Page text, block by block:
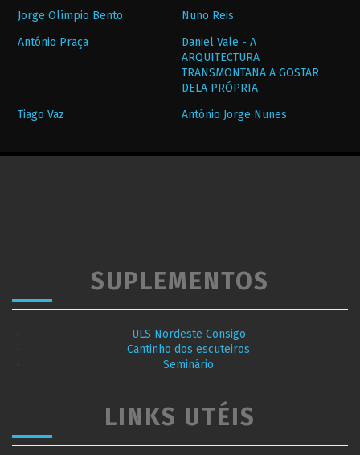
Jorge Olímpio Bento
Nuno Reis
António Praça
Daniel Vale - A
ARQUITECTURA
TRANSMONTANA A GOSTAR
DELA PRÓPRIA
Tiago Vaz
António Jorge Nunes
SUPLEMENTOS
ULS Nordeste Consigo
Cantinho dos escuteiros
Seminário
LINKS UTÉIS